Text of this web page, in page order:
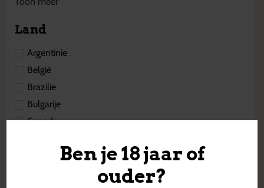
Ben je 18 jaar of
ouder?
Land
Argentinie
België
Brazilie
Bulgarije
Canada
Denemarken